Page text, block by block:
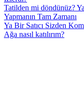
Tatilden mi döndünüz?
Yapmanın Tam Zamanı
Ya Bir Satıcı Sizden
Ağa nasıl katılırım?